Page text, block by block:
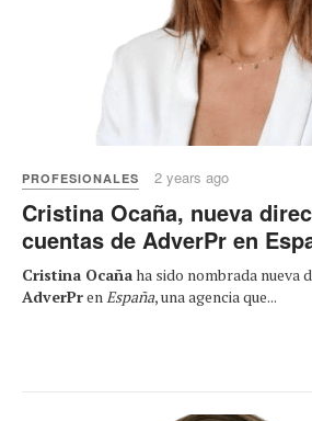
PROFESIONALES 2 years ago
Cristina Ocaña, nueva
cuentas de AdverPr en
Cristina Ocañaha sido nombrada nueva
AdverPrenEspaña, una agencia que...